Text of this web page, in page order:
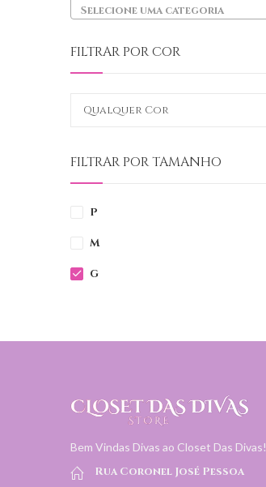
Selecione uma categoria
FILTRAR POR COR
FILTRAR POR TAMANHO
P
M
G
Bem Vindas Divas ao Closet Das Divas!
Rua Coronel José Pessoa